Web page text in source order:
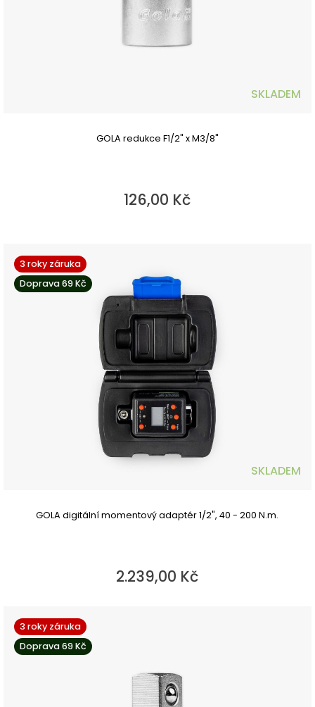
SKLADEM
GOLA redukce F1/2" x M3/8"
126,00 Kč
3 roky záruka
Doprava 69 Kč
SKLADEM
GOLA digitální momentový adaptér 1/2", 40 - 200 N.m.
2.239,00 Kč
3 roky záruka
Doprava 69 Kč